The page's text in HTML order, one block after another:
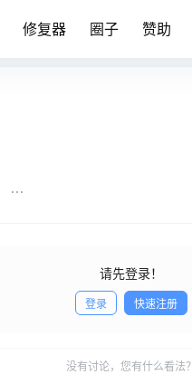
修复器 圈子 赞助
请先登录！
登录 快速注册
没有讨论，您有什么看法？